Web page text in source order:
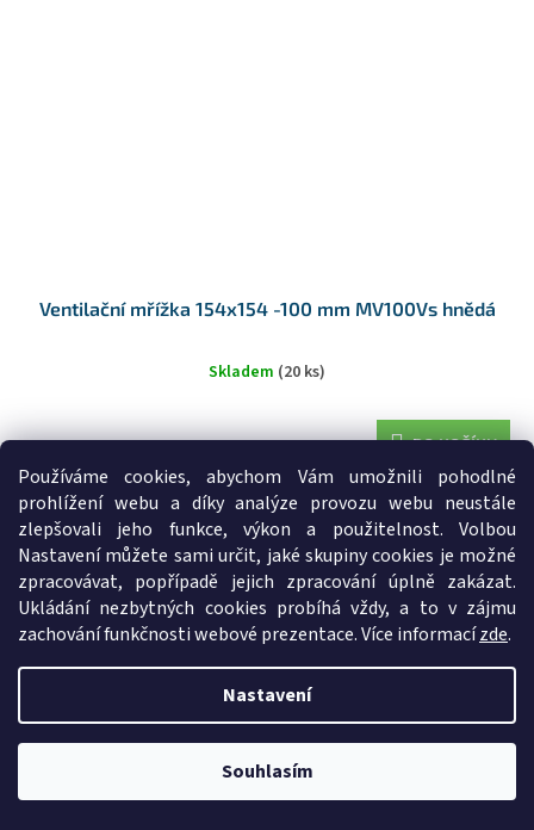
Používáme cookies, abychom Vám umožnili pohodlné
prohlížení webu a díky analýze provozu webu neustále
zlepšovali jeho funkce, výkon a použitelnost. Volbou
Nastavení můžete sami určit, jaké skupiny cookies je možné
zpracovávat, popřípadě jejich zpracování úplně zakázat.
Ukládání nezbytných cookies probíhá vždy, a to v zájmu
zachování funkčnosti webové prezentace. Více informacízde.
Nastavení
Souhlasím
Ventilační mřížka 154x154 -100 mm MV100Vs hnědá
Skladem (20 ks)
DO KOŠÍKU
Použití : Větrání WC, koupelen, kuchyní, skladů, garáží, montáž na
fasádu....
Kód: 3245